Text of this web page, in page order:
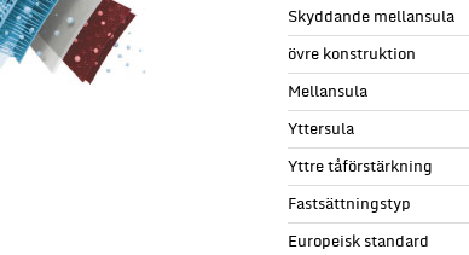
Skyddande mellansula
övre konstruktion
Mellansula
Yttersula
Yttre tåförstärkning
Fastsättningstyp
Europeisk standard